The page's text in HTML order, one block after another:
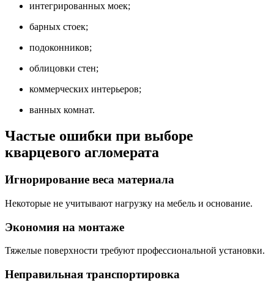
интегрированных моек;
барных стоек;
подоконников;
облицовки стен;
коммерческих интерьеров;
ванных комнат.
Частые ошибки при выборе
кварцевого агломерата
Игнорирование веса материала
Некоторые не учитывают нагрузку на мебель и основание.
Экономия на монтаже
Тяжелые поверхности требуют профессиональной установки.
Неправильная транспортировка